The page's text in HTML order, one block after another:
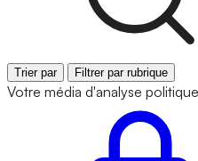
Trier par Filtrer par rubrique
Votre média d'analyse